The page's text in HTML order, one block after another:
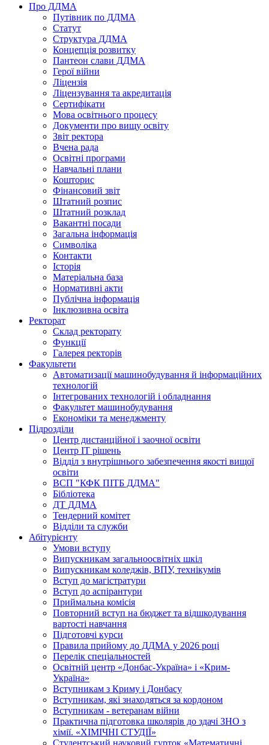
Про ДДМА
Путівник по ДДМА
Статут
Структура ДДМА
Концепція розвитку
Пантеон слави ДДМА
Герої війни
Ліцензія
Ліцензування та акредитація
Сертифікати
Мова освітнього процесу
Документи про вищу освіту
Звіт ректора
Вчена рада
Освітні програми
Навчальні плани
Кошторис
Фінансовий звіт
Штатний розпис
Штатний розклад
Вакантні посади
Загальна інформація
Символіка
Контакти
Історія
Матеріальна база
Нормативні акти
Публічна інформація
Інклюзивна освіта
Ректорат
Склад ректорату
Функції
Галерея ректорів
Факультети
Автоматизації машинобудування й інформаційних
технологій
Інтегрованих технологій і обладнання
Факультет машинобудування
Економіки та менеджменту
Підрозділи
Центр дистанційної і заочної освіти
Центр ІТ рішень
Відділ з внутрішнього забезпечення якості вищої
освіти
ВСП "КФК ПІТБ ДДМА"
Бібліотека
ДТ ДДМА
Тендерний комітет
Відділи та служби
Абітурієнту
Умови вступу
Випускникам загальноосвітніх шкіл
Випускникам коледжів, ВПУ, технікумів
Вступ до магістратури
Вступ до аспірантури
Приймальна комісія
Повторний вступ на бюджет та відшкодування
вартості навчання
Підготовчі курси
Правила прийому до ДДМА у 2026 році
Перелік спеціальностей
Освітній центр «Донбас-Україна» і «Крим-
Україна»
Вступникам з Криму і Донбасу
Вступникам, які знаходяться за кордоном
Вступникам - ветеранам війни
Практична підготовка школярів до здачі ЗНО з
хімії. «ХІМІЧНІ СТУДІЇ»
Студентський науковий гурток «Математичні